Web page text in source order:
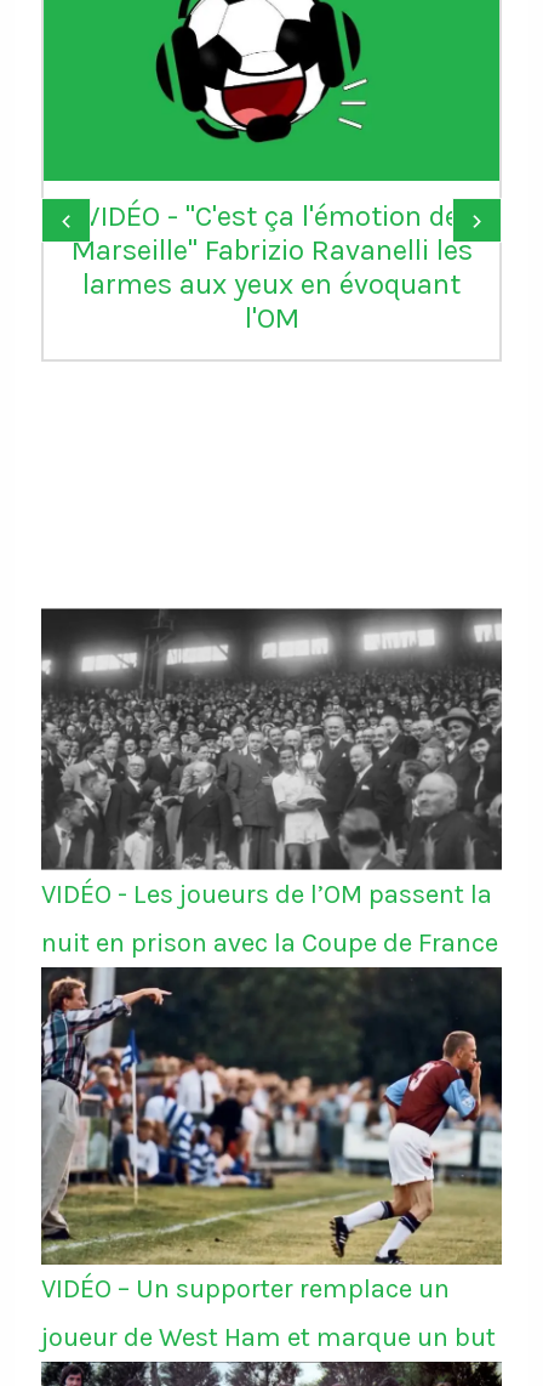
VIDÉO - "C'est ça l'émotion de
Marseille" Fabrizio Ravanelli les
larmes aux yeux en évoquant
l'OM
‹ ›
VIDÉO - Les joueurs de l’OM passent la
nuit en prison avec la Coupe de France
VIDÉO – Un supporter remplace un
joueur de West Ham et marque un but